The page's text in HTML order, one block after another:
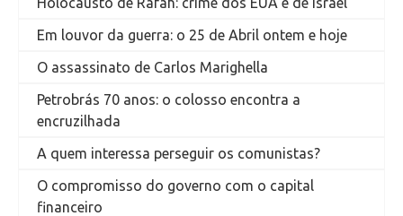
Em louvor da guerra: o 25 de Abril ontem e hoje
O assassinato de Carlos Marighella
Petrobrás 70 anos: o colosso encontra a
encruzilhada
A quem interessa perseguir os comunistas?
O compromisso do governo com o capital
financeiro